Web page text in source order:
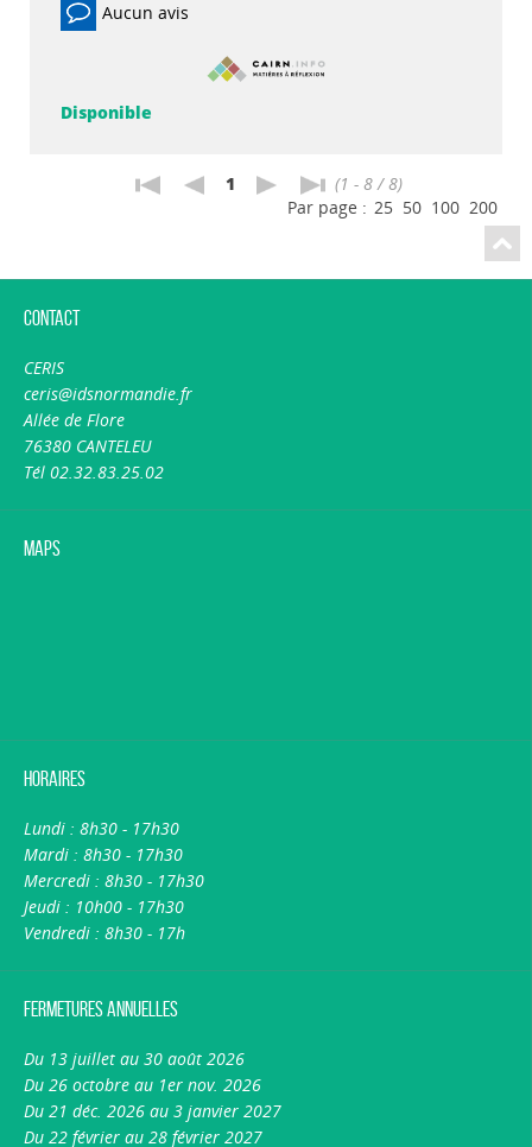
Aucun avis
Disponible
1
(1 - 8 / 8)
Par page : 25 50 100 200
Contact
CERIS
ceris@idsnormandie.fr
Allée de Flore
76380 CANTELEU
Tél 02.32.83.25.02
Maps
Horaires
Lundi : 8h30 - 17h30
Mardi : 8h30 - 17h30
Mercredi : 8h30 - 17h30
Jeudi : 10h00 - 17h30
Vendredi : 8h30 - 17h
Fermetures annuelles
Du 13 juillet au 30 août 2026
Du 26 octobre au 1er nov. 2026
Du 21 déc. 2026 au 3 janvier 2027
Du 22 février au 28 février 2027